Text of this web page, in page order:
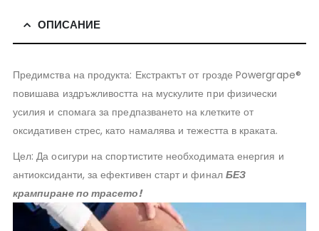
ОПИСАНИЕ
Предимства на продукта: Екстрактът от грозде Powergrape®
повишава издръжливостта на мускулите при физически
усилия и спомага за предпазването на клетките от
оксидативен стрес, като намалява и тежестта в краката.
Цел: Да осигури на спортистите необходимата енергия и
антиоксиданти, за ефективен старт и финал БЕЗ
крампиране по трасето!